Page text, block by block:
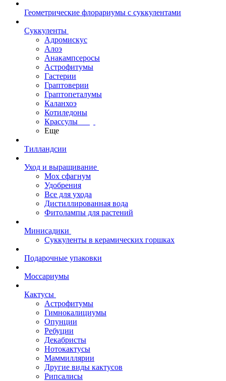
Геометрические флорариумы с суккулентами
Суккуленты
Адромискус
Алоэ
Анакампсеросы
Астрофитумы
Гастерии
Граптоверии
Граптопеталумы
Каланхоэ
Котиледоны
Крассулы
Еще
Тилландсии
Уход и выращивание
Мох сфагнум
Удобрения
Все для ухода
Дистиллированная вода
Фитолампы для растений
Минисадики
Суккуленты в керамических горшках
Подарочные упаковки
Моссариумы
Кактусы
Астрофитумы
Гимнокалициумы
Опунции
Ребуции
Декабристы
Нотокактусы
Маммиллярии
Другие виды кактусов
Рипсалисы